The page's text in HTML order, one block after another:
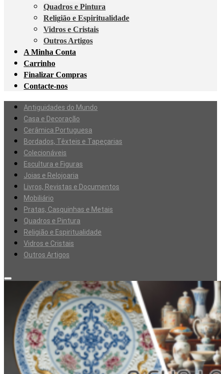
Quadros e Pintura
Religião e Espiritualidade
Vidros e Cristais
Outros Artigos
A Minha Conta
Carrinho
Finalizar Compras
Contacte-nos
Antiguidades do Mundo
Casa e Decoração
Cerâmica Portuguesa
Bordados, Têxteis e Tapeçarias
Colecionáveis
Escultura e Figuras
Joias e Relojoaria
Livros, Revistas e Documentos
Mobiliário
Pratas, Casquinhas e Metais
Quadros e Pintura
Religião e Espiritualidade
Vidros e Cristais
Outros Artigos